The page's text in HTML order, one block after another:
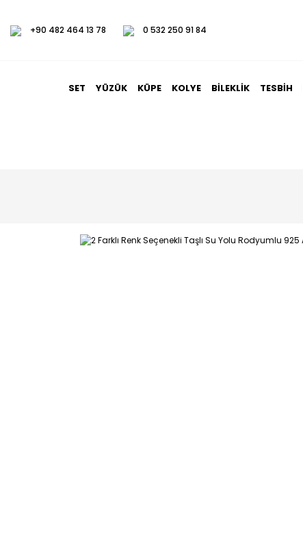
+90 482 464 13 78 0 532 250 91 84
SET YÜZÜK KÜPE KOLYE BILEKLIK TESBIH